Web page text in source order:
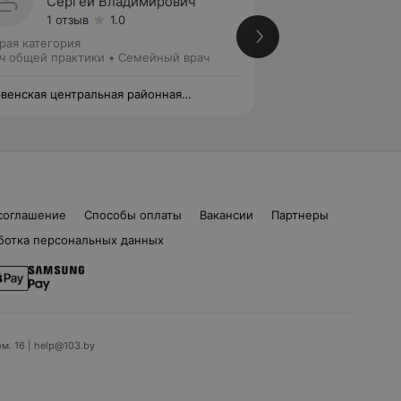
1 отзыв
1.0
категория
общей практики • Семейный врач
центральная районная
Способы оплаты Вакансии
Партнеры
персональных данных
16 | help@103.by